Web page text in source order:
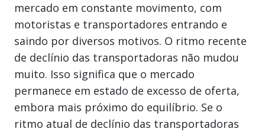
mercado em constante movimento, com
motoristas e transportadores entrando e
saindo por diversos motivos. O ritmo recente
de declínio das transportadoras não mudou
muito. Isso significa que o mercado
permanece em estado de excesso de oferta,
embora mais próximo do equilíbrio. Se o
ritmo atual de declínio das transportadoras